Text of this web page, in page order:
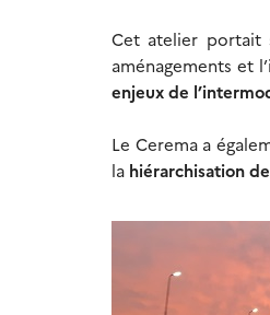
Cet atelier portait
aménagements et
enjeux de
Le Cerema a
la hiérarchisation